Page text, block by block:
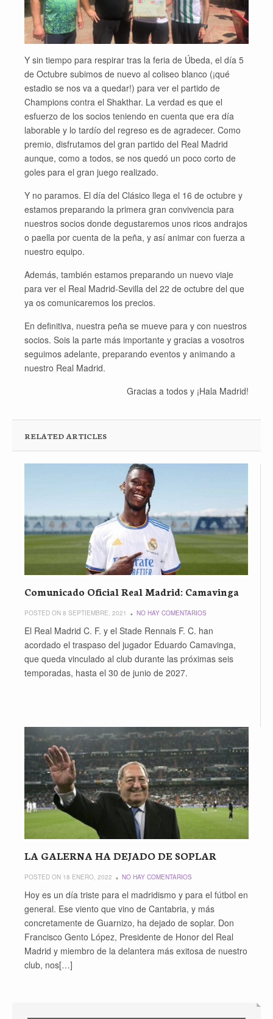
Y sin tiempo para respirar tras la feria de Úbeda, el día 5
de Octubre subimos de nuevo al coliseo blanco (¡qué
estadio se nos va a quedar!) para ver el partido de
Champions contra el Shakthar. La verdad es que el
esfuerzo de los socios teniendo en cuenta que era día
laborable y lo tardío del regreso es de agradecer. Como
premio, disfrutamos del gran partido del Real Madrid
aunque, como a todos, se nos quedó un poco corto de
goles para el gran juego realizado.
Y no paramos. El día del Clásico llega el 16 de octubre y
estamos preparando la primera gran convivencia para
nuestros socios donde degustaremos unos ricos andrajos
o paella por cuenta de la peña, y así animar con fuerza a
nuestro equipo.
Además, también estamos preparando un nuevo viaje
para ver el Real Madrid-Sevilla del 22 de octubre del que
ya os comunicaremos los precios.
En definitiva, nuestra peña se mueve para y con nuestros
socios. Sois la parte más importante y gracias a vosotros
seguimos adelante, preparando eventos y animando a
nuestro Real Madrid.
Gracias a todos y ¡Hala Madrid!
RELATED ARTICLES
Comunicado Oficial Real Madrid: Camavinga
POSTED ON 8 SEPTIEMBRE, 2021 NO HAY COMENTARIOS
El Real Madrid C. F. y el Stade Rennais F. C. han
acordado el traspaso del jugador Eduardo Camavinga,
que queda vinculado al club durante las próximas seis
temporadas, hasta el 30 de junio de 2027.
LA GALERNA HA DEJADO DE SOPLAR
POSTED ON 18 ENERO, 2022 NO HAY COMENTARIOS
Hoy es un día triste para el madridismo y para el fútbol en
general. Ese viento que vino de Cantabria, y más
concretamente de Guarnizo, ha dejado de soplar. Don
Francisco Gento López, Presidente de Honor del Real
Madrid y miembro de la delantera más exitosa de nuestro
club, nos[…]